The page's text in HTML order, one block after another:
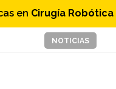
en Cirugía Robótica
NOTICIAS